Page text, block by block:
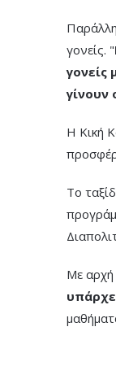
γονείς. "
γονείς
γίνουν
Η Κική
Το
Με